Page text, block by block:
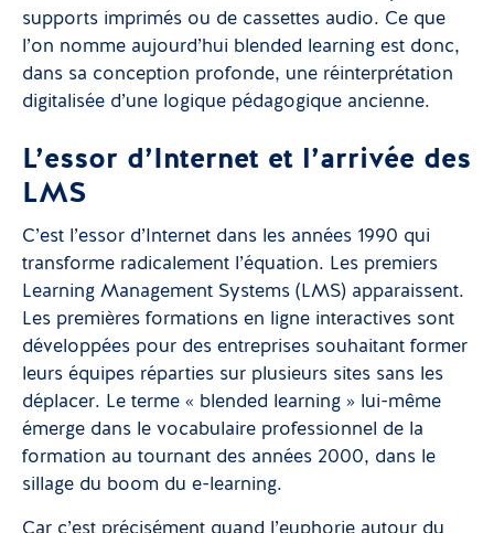
supports imprimés ou de cassettes audio. Ce que
l’on nomme aujourd’hui blended learning est donc,
dans sa conception profonde, une réinterprétation
digitalisée d’une logique pédagogique ancienne.
L’essor d’Internet et l’arrivée des
LMS
C’est l’essor d’Internet dans les années 1990 qui
transforme radicalement l’équation. Les premiers
Learning Management Systems (LMS) apparaissent.
Les premières formations en ligne interactives sont
développées pour des entreprises souhaitant former
leurs équipes réparties sur plusieurs sites sans les
déplacer. Le terme « blended learning » lui-même
émerge dans le vocabulaire professionnel de la
formation au tournant des années 2000, dans le
sillage du boom du e-learning.
Car c’est précisément quand l’euphorie autour du